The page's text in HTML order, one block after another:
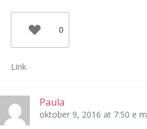
0
Link
Paula
oktober 9, 2016 at 7:50 e m